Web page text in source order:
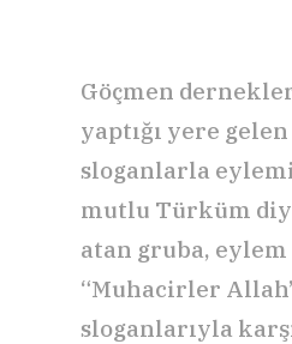
Göçmen
yaptığı yere
sloganlarla
mutlu Türküm
atan gruba,
“Muhacirler
sloganlarıyla